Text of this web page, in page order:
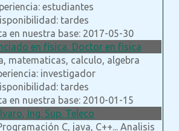
estudiantes
tardes
en nuestra base: 2017-05-30
en fisica, Doctor en fisica
matematicas, calculo, algebra
investigador
tardes
en nuestra base: 2010-01-15
Ing. Sup. Teleco
C, java, C++... Analisis